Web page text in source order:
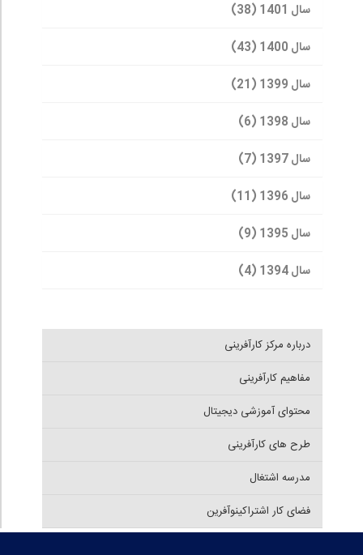
سال 1401 (38)
سال 1400 (43)
سال 1399 (21)
سال 1398 (6)
سال 1397 (7)
سال 1396 (11)
سال 1395 (9)
سال 1394 (4)
درباره مرکز کارآفرینی
مفاهیم کارآفرینی
محتوای آموزشی دیجیتال
طرح های کارآفرینی
مدرسه اشتغال
فضای کار اشتراکینوآفرین